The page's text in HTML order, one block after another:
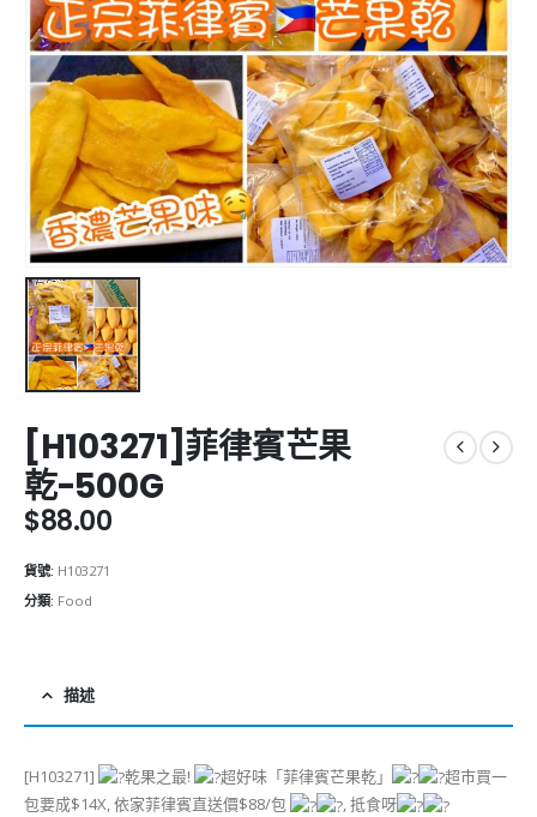
[H103271]菲律賓芒果
乾-500G
$88.00
貨號: H103271
分類: Food
描述
[H103271] 乾果之最! 超好味「菲律賓芒果乾」
超巿買一
包要成$14X, 依家菲律賓直送價$88/包
, 抵食呀